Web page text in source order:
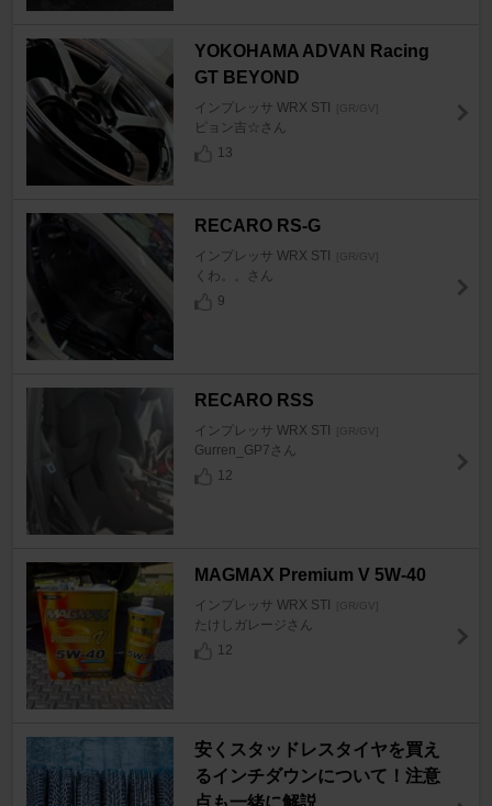
YOKOHAMA ADVAN Racing
GT BEYOND
インプレッサ WRX STI [GR/GV]
ピョン吉☆さん
13
RECARO RS-G
インプレッサ WRX STI [GR/GV]
くわ。。さん
9
RECARO RSS
インプレッサ WRX STI [GR/GV]
Gurren_GP7さん
12
MAGMAX Premium V 5W-40
インプレッサ WRX STI [GR/GV]
たけしガレージさん
12
安くスタッドレスタイヤを買え
るインチダウンについて！注意